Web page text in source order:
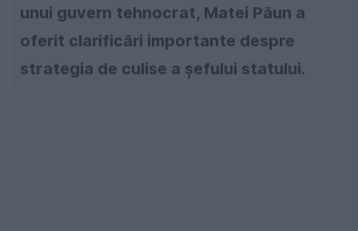
unui guvern tehnocrat, Matei Păun a
oferit clarificări importante despre
strategia de culise a șefului statului.